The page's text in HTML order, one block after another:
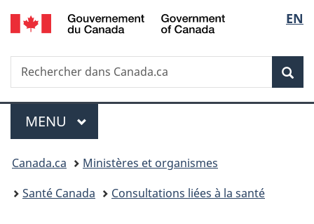
Passer
au
principal
Passer
à
Au
du
Passer
à
version
simplifiée
de
la
EN
Recherche
Rechercher
dans
Menu
MENU PRINCIPAL
Vous
êtes
Canada.ca
Ministères et organismes
Santé Canada
Consultations liées à la santé